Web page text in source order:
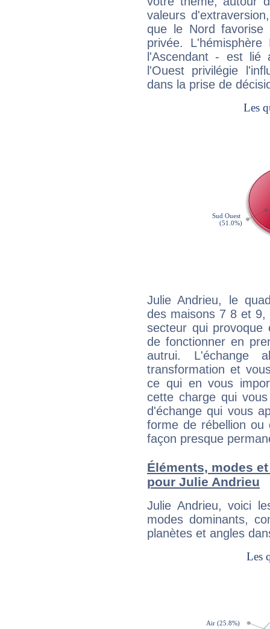
valeurs
que le Nord favorise
privée.
l'Ascendant - est
l'Ouest privilégie
dans la prise de
Julie Andrieu, le
des maisons 7 8 et
secteur qui provoque
de fonctionner en
autrui. L'échange
transformation et
ce qui en vous
cette charge qui
d'échange qui vous
forme de rébellion ou
façon presque
Éléments, modes
pour Julie Andrieu
Julie Andrieu, voici
modes dominants,
planètes et angles